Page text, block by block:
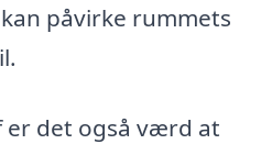
påvirke rummets
det også værd at